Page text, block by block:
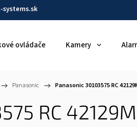
systems.sk
ovládače Kamery
/ Panasonic / Panasonic 30103575 RC
RC